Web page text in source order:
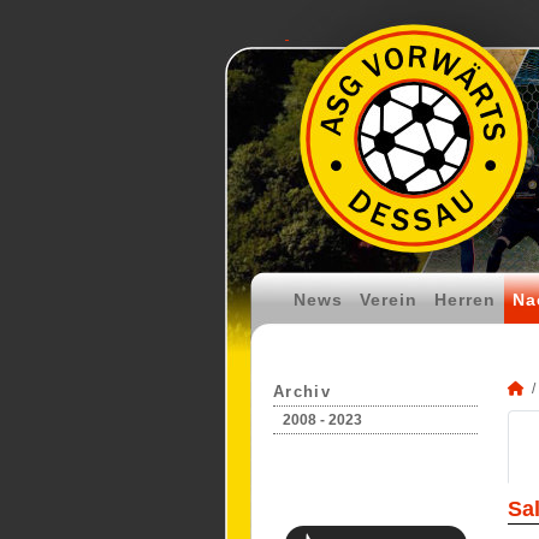
News Verein Herren
Archiv
2008 - 2023